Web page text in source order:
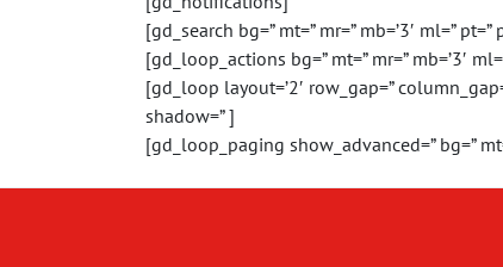
[gd_search bg=” mt=” mr=” mb=’3′ ml=”
[gd_loop_actions bg=” mt=” mr=” mb=’3′
[gd_loop layout=’2′ row_gap=”
shadow=” ]
[gd_loop_paging show_advanced=” bg=”